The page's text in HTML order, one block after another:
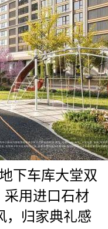
下车库大堂双
采用进口石材
，归家典礼感